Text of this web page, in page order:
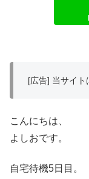
[広告] 当サイト
こんにちは、
よしおです。
自宅待機5日目。